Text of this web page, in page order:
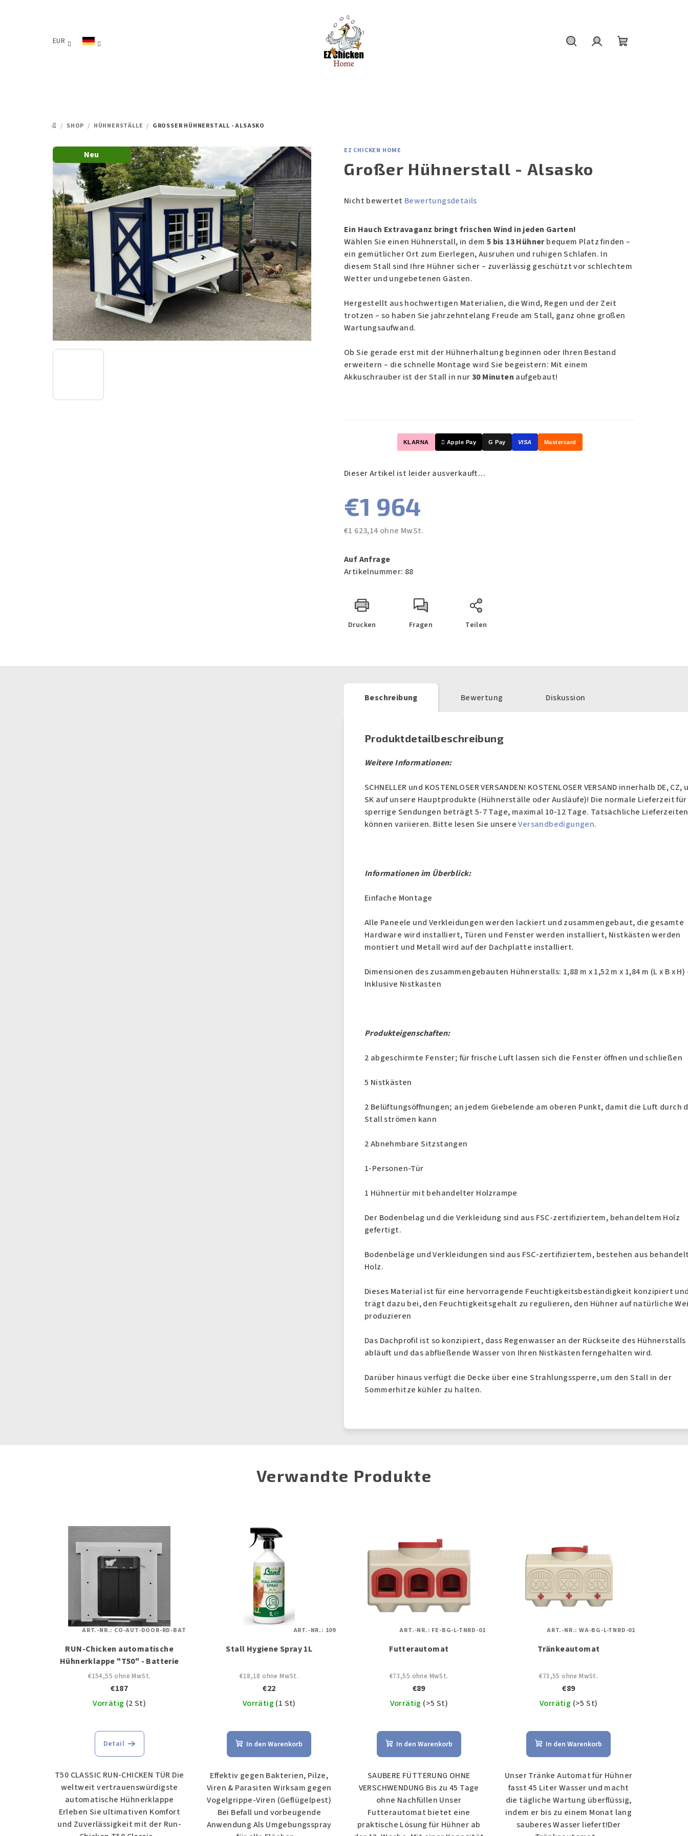
EUR
STARTSEITE
/ SHOP / HÜHNERSTÄLLE / GROSSER HÜHNERSTALL - ALSASKO
EZ CHICKEN HOME
Großer Hühnerstall - Alsasko
Die
Produktbewertung
ist
0,0
von
5
Nicht bewertet Bewertungsdetails
Ein Hauch Extravaganz bringt frischen Wind in jeden Garten!
Wählen Sie einen Hühnerstall, in dem 5 bis 13 Hühnerbequem Platz finden –
ein gemütlicher Ort zum Eierlegen, Ausruhen und ruhigen Schlafen. In
diesem Stall sind Ihre Hühner sicher – zuverlässig geschützt vor schlechtem
Wetter und ungebetenen Gästen.
Hergestellt aus hochwertigen Materialien, die Wind, Regen und der Zeit
trotzen – so haben Sie jahrzehntelang Freude am Stall, ganz ohne großen
Wartungsaufwand.
Ob Sie gerade erst mit der Hühnerhaltung beginnen oder Ihren Bestand
erweitern – die schnelle Montage wird Sie begeistern: Mit einem
Akkuschrauber ist der Stall in nur30 Minuten aufgebaut!
KLARNA  Apple Pay G Pay VISA Mastercard
Dieser Artikel ist leider ausverkauft…
€1 964
€1 623,14 ohne MwSt.
Auf Anfrage
Artikelnummer: 88
Drucken Fragen Teilen
Neu
Beschreibung Bewertung Diskussion
Produktdetailbeschreibung
Weitere Informationen:
SCHNELLER und KOSTENLOSER VERSANDEN! KOSTENLOSER VERSAND innerhalb DE, CZ,
SK auf unsere Hauptprodukte (Hühnerställe oder Ausläufe)! Die normale Lieferzeit für
sperrige Sendungen beträgt 5-7 Tage, maximal 10-12 Tage. Tatsächliche Lieferzeiten
können variieren. Bitte lesen Sie unsereVersandbedigungen.
Informationen im Überblick:
Einfache Montage
Alle Paneele und Verkleidungen werden lackiert und zusammengebaut, die gesamte
Hardware wird installiert, Türen und Fenster werden installiert, Nistkästen werden
montiert und Metall wird auf der Dachplatte installiert.
Dimensionen des zusammengebauten Hühnerstalls: 1,88 m x 1,52 m x 1,84 m (L x B x H)
Inklusive Nistkasten
Produkteigenschaften:
2 abgeschirmte Fenster; für frische Luft lassen sich die Fenster öffnen und schließen
5 Nistkästen
2 Belüftungsöffnungen; an jedem Giebelende am oberen Punkt, damit die Luft durch
Stall strömen kann
2 Abnehmbare Sitzstangen
1-Personen-Tür
1 Hühnertür mit behandelter Holzrampe
Der Bodenbelag und die Verkleidung sind aus FSC-zertifiziertem, behandeltem Holz
gefertigt.
Bodenbeläge und Verkleidungen sind aus FSC-zertifiziertem, bestehen aus
Holz.
Dieses Material ist für eine hervorragende Feuchtigkeitsbeständigkeit konzipiert
trägt dazu bei, den Feuchtigkeitsgehalt zu regulieren, den Hühner auf natürliche
produzieren
Das Dachprofil ist so konzipiert, dass Regenwasser an der Rückseite des Hühnerstalls
abläuft und das abfließende Wasser von Ihren Nistkästen ferngehalten wird.
Darüber hinaus verfügt die Decke über eine Strahlungssperre, um den Stall in der
Sommerhitze kühler zu halten.
Verwandte Produkte
RUN-Chicken automatische
Hühnerklappe "T50" - Batterie
€154,55 ohne MwSt.
€187
Vorrätig (2 St)
Detail
T50 CLASSIC RUN-CHICKEN TÜR Die
weltweit vertrauenswürdigste
automatische Hühnerklappe
Erleben Sie ultimativen Komfort
und Zuverlässigkeit mit der Run-
ART.-NR.: CO-AUT-DOOR-RD-BAT
Stall Hygiene Spray 1L
€18,18 ohne MwSt.
€22
Vorrätig (1 St)
In den Warenkorb
Effektiv gegen Bakterien, Pilze,
Viren & Parasiten Wirksam gegen
Vogelgrippe-Viren (Geflügelpest)
Bei Befall und vorbeugende
Anwendung Als Umgebungsspray
ART.-NR.: 109
Futterautomat
€73,55 ohne MwSt.
€89
Vorrätig (>5 St)
durchschnittliche
Produktbewertung
ist
5,0
von
5
Sternen.
In den Warenkorb
SAUBERE FÜTTERUNG OHNE
VERSCHWENDUNG Bis zu 45 Tage
ohne Nachfüllen Unser
Futterautomat bietet eine
praktische Lösung für Hühner ab
ART.-NR.: FE-BG-L-TNRD-01
Tränkeautomat
€73,55 ohne MwSt.
€89
Vorrätig (>5 St)
durchschnittliche
Produktbewertung
ist
5,0
5
Sternen.
In den Warenkorb
Unser Tränke Automat für Hühner
fasst 45 Liter Wasser und macht
die tägliche Wartung überflüssig,
indem er bis zu einem Monat lang
sauberes Wasser liefert!Der
ART.-NR.: WA-BG-L-TNRD-01